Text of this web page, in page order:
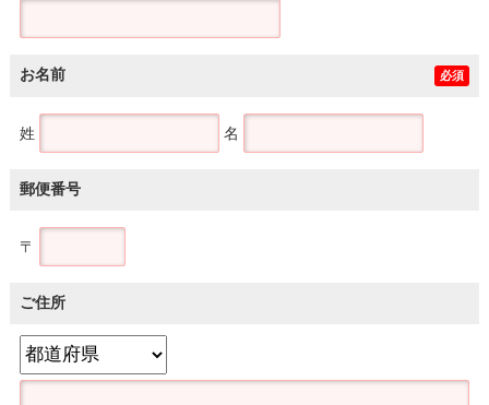
お名前 必須
姓 名
郵便番号
〒
ご住所